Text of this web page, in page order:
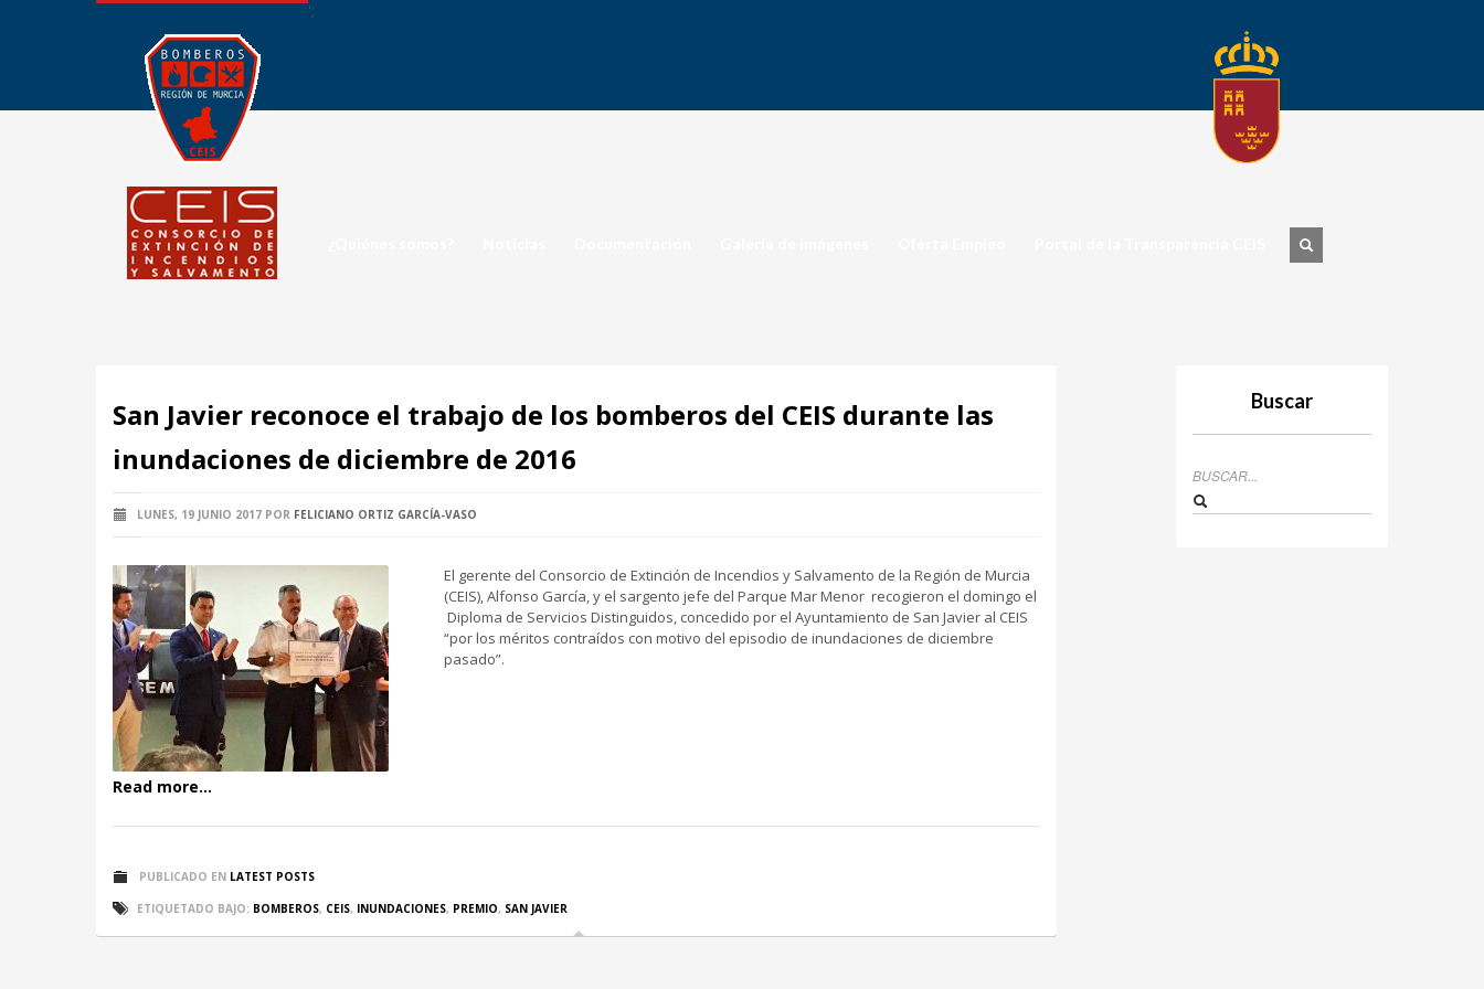
';
San Javier reconoce el trabajo de los bomberos del CEIS durante las
inundaciones de diciembre de 2016
LUNES, 19 JUNIO 2017 POR FELICIANO ORTIZ GARCÍA-VASO
El gerente del Consorcio de Extinción de Incendios y Salvamento de la Región de Murcia
(CEIS), Alfonso García, y el sargento jefe del Parque Mar Menor recogieron el domingo el
Diploma de Servicios Distinguidos, concedido por el Ayuntamiento de San Javier al CEIS
“por los méritos contraídos con motivo del episodio de inundaciones de diciembre
pasado”.
Read more...
PUBLICADO EN LATEST POSTS
ETIQUETADO BAJO: BOMBEROS, CEIS, INUNDACIONES, PREMIO, SAN JAVIER
Buscar